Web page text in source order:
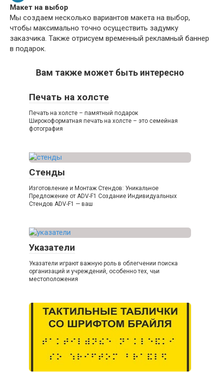
Макет на выбор
Мы создаем несколько вариантов макета на выбор,
чтобы максимально точно осуществить задумку
заказчика. Также отрисуем временный рекламный баннер
в подарок.
Вам также может быть интересно
Печать на холсте
Печать на холсте – памятный подарок
Широкоформатная печать на холсте – это семейная
фотография
Стенды
Изготовление и Монтаж Стендов: Уникальное
Предложение от ADV-F1 Создание Индивидуальных
Стендов ADV-F1 — ваш
Указатели
Указатели играют важную роль в облегчении поиска
организаций и учреждений, особенно тех, чьи
местоположения